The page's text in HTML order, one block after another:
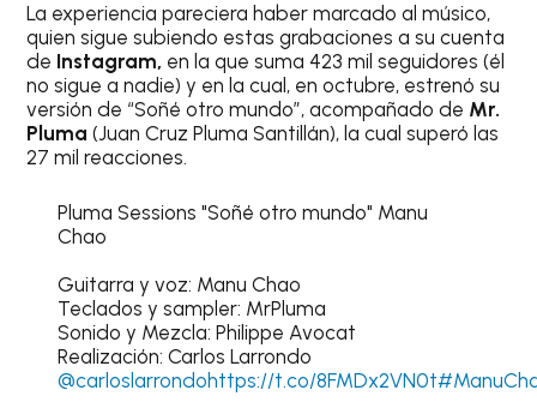
La experiencia pareciera haber marcado al músico,
quien sigue subiendo estas grabaciones a su cuenta
de Instagram, en la que suma 423 mil seguidores (él
no sigue a nadie) y en la cual, en octubre, estrenó su
versión de “Soñé otro mundo”, acompañado de Mr.
Pluma (Juan Cruz Pluma Santillán), la cual superó las
27 mil reacciones.
Pluma Sessions "Soñé otro mundo" Manu
Chao
Guitarra y voz: Manu Chao
Teclados y sampler: MrPluma
Sonido y Mezcla: Philippe Avocat
Realización: Carlos Larrondo
@carloslarrondohttps://t.co/8FMDx2VN0t